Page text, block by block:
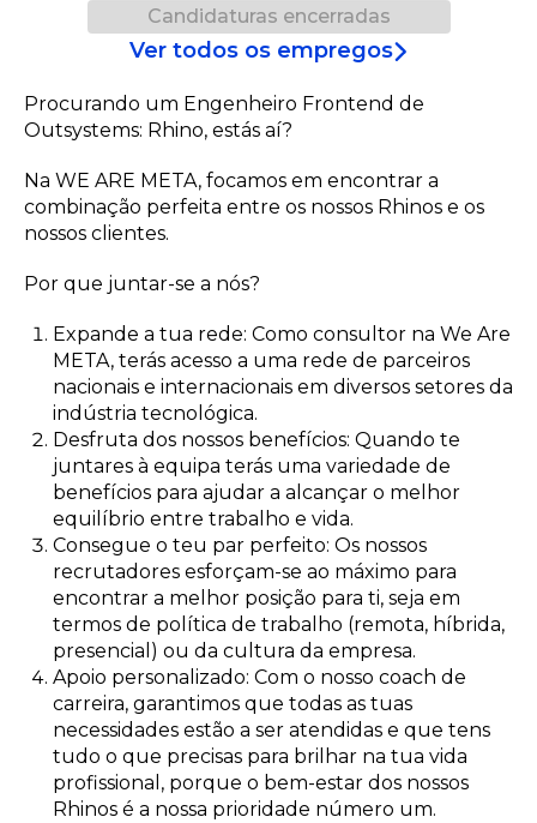
Candidaturas encerradas
Ver todos os empregos
Procurando um Engenheiro Frontend de
Outsystems: Rhino, estás aí?
Na WE ARE META, focamos em encontrar a
combinação perfeita entre os nossos Rhinos e os
nossos clientes.
Por que juntar-se a nós?
Expande a tua rede: Como consultor na We Are
META, terás acesso a uma rede de parceiros
nacionais e internacionais em diversos setores da
indústria tecnológica.
Desfruta dos nossos benefícios: Quando te
juntares à equipa terás uma variedade de
benefícios para ajudar a alcançar o melhor
equilíbrio entre trabalho e vida.
Consegue o teu par perfeito: Os nossos
recrutadores esforçam-se ao máximo para
encontrar a melhor posição para ti, seja em
termos de política de trabalho (remota, híbrida,
presencial) ou da cultura da empresa.
Apoio personalizado: Com o nosso coach de
carreira, garantimos que todas as tuas
necessidades estão a ser atendidas e que tens
tudo o que precisas para brilhar na tua vida
profissional, porque o bem-estar dos nossos
Rhinos é a nossa prioridade número um.